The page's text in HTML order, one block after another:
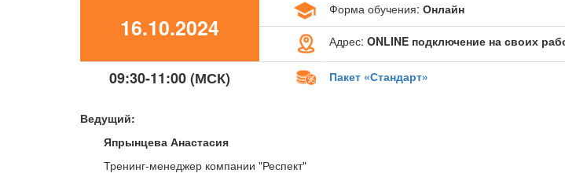
16.10.2024
Форма обучения: Онлайн
Адрес: ONLINE подключение на своих
09:30-11:00 (МСК) Пакет «Стандарт»
Ведущий:
Япрынцева Анастасия
Тренинг-менеджер компании "Респект"